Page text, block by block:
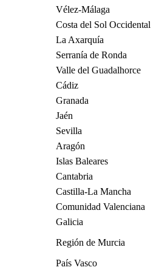
Vélez-Málaga
Costa del Sol Occidental
La Axarquía
Serranía de Ronda
Valle del Guadalhorce
Cádiz
Granada
Jaén
Sevilla
Aragón
Islas Baleares
Cantabria
Castilla-La Mancha
Comunidad Valenciana
Galicia
Región de Murcia
País Vasco